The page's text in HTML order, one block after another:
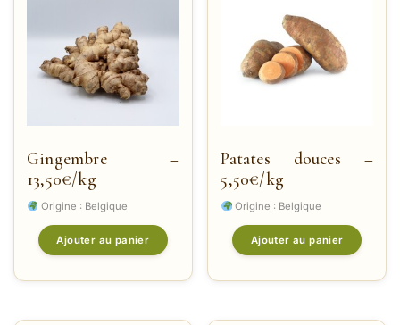
Gingembre –
13,50€/kg
Origine : Belgique
Ajouter au panier
Patates douces –
5,50€/kg
Origine : Belgique
Ajouter au panier